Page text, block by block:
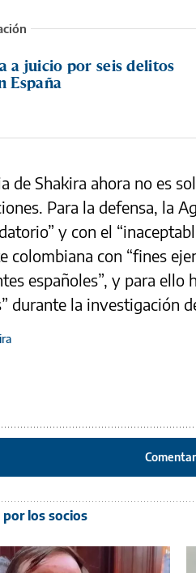
a juicio por seis delitos
España
de Shakira ahora no es
Para la defensa, la
y con el
colombiana con “fines
españoles”, y para ello
durante la investigación
por los socios